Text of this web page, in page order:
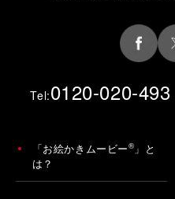
Tel:0120-020-493
「お絵かきムービー® 」と
は？